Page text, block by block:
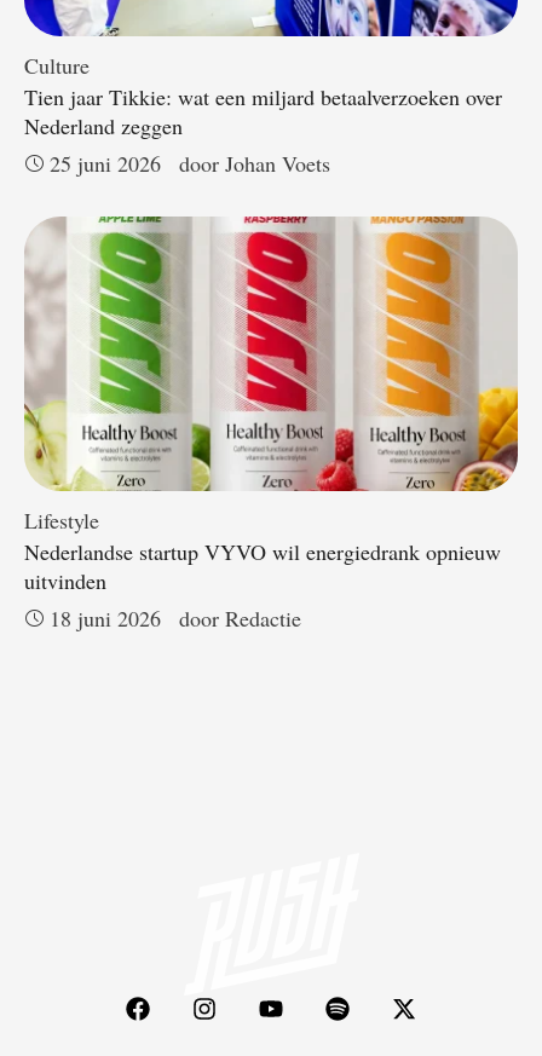
Culture
Tien jaar Tikkie: wat een miljard betaalverzoeken over
Nederland zeggen
25 juni 2026
door Johan Voets
Lifestyle
Nederlandse startup VYVO wil energiedrank opnieuw
uitvinden
18 juni 2026
door Redactie